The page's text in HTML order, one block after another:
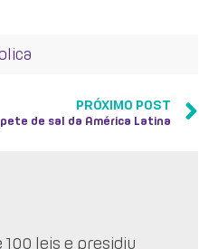
PRÓXIMO POST
de sal da América Latina
leis e presidiu